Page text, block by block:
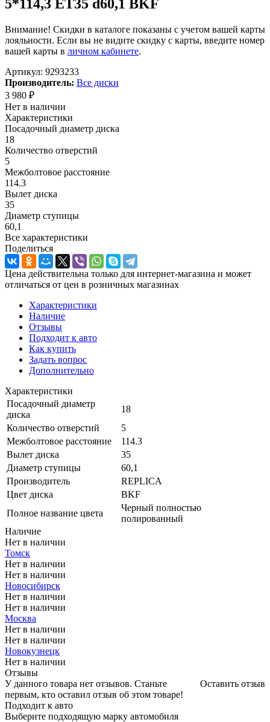
5*114,3 ET35 d60,1 BKF
Внимание! Скидки в каталоге показаны с учетом вашей карты
лояльности. Если вы не видите скидку с карты, введите номер
вашей карты в личном кабинете.
Артикул: 9293233
Производитель: Все диски
3 980 ₽
Нет в наличии
Характеристики
Посадочный диаметр диска
18
Количество отверстий
5
Межболтовое расстояние
114.3
Вылет диска
35
Диаметр ступицы
60,1
Все характеристики
Поделиться
Цена действительна только для интернет-магазина и может
отличаться от цен в розничных магазинах
Характеристики
Наличие
Отзывы
Подходит к авто
Как купить
Задать вопрос
Дополнительно
Характеристики
Посадочный диаметр
диска
18
Количество отверстий
5
Межболтовое расстояние
114.3
Вылет диска
35
Диаметр ступицы
60,1
Производитель
REPLICA
Цвет диска
BKF
Полное название цвета
Черный полностью
полированный
Наличие
Нет в наличии
Томск
Нет в наличии
Нет в наличии
Новосибирск
Нет в наличии
Нет в наличии
Москва
Нет в наличии
Нет в наличии
Новокузнецк
Нет в наличии
Отзывы
Оставить отзыв
У данного товара нет отзывов. Станьте
первым, кто оставил отзыв об этом товаре!
Подходит к авто
Выберите подходящую марку автомобиля